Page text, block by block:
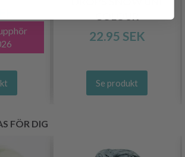
COLOUR
22.95 SEK
Se produkt
FÖR DIG